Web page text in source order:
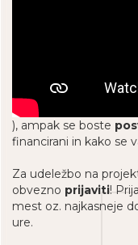
), ampak se boste
financirani in kako se
Za udeležbo na
obvezno prijaviti!
mest oz. najkasneje
ure.